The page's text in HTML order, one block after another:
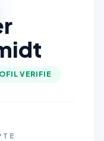
VERIFIE